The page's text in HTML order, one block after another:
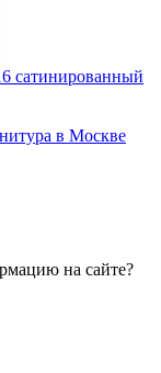
сатинированный
в Москве
на сайте?